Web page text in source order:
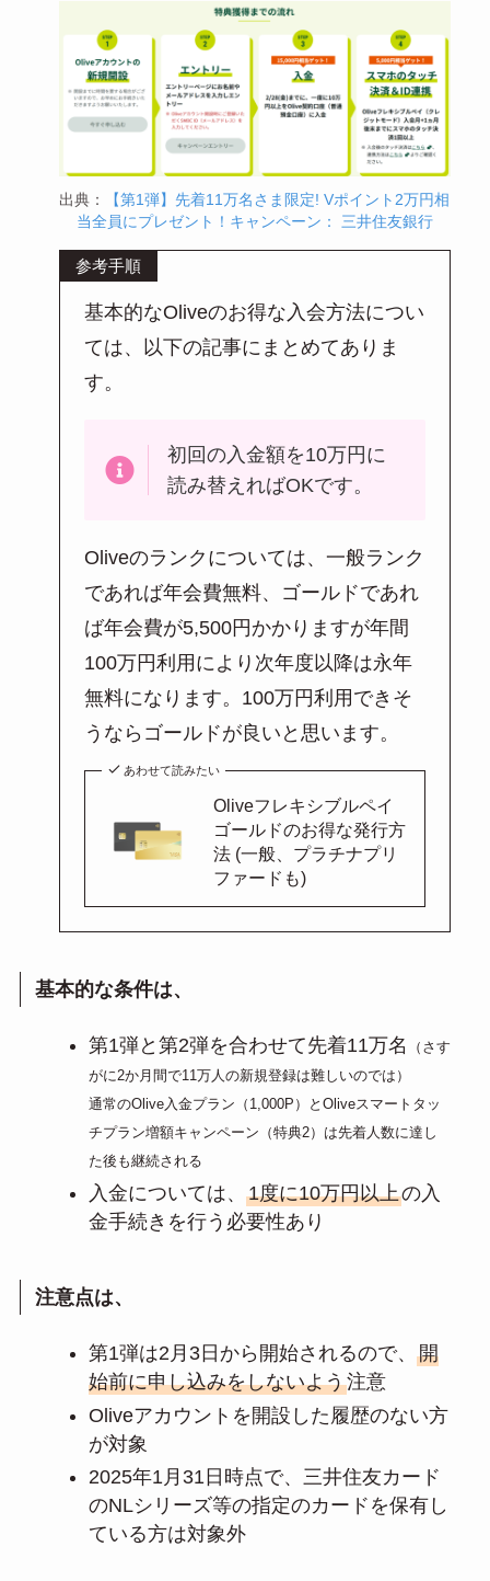
出典：
【第1弾】先着11万名さま限定! Vポイント2万円相
当全員にプレゼント！キャンペーン： 三井住友銀行
参考手順
基本的なOliveのお得な入会方法につい
ては、以下の記事にまとめてありま
す。
初回の入金額を10万円に
読み替えればOKです。
Oliveのランクについては、一般ランク
であれば年会費無料、ゴールドであれ
ば年会費が5,500円かかりますが年間
100万円利用により次年度以降は永年
無料になります。100万円利用できそ
うならゴールドが良いと思います。
あわせて読みたい
Oliveフレキシブルペイ
ゴールドのお得な発行方
法 (一般、プラチナプリ
ファードも)
基本的な条件は、
第1弾と第2弾を合わせて先着11万名
（さす
がに2か月間で11万人の新規登録は難しいのでは）
通常のOlive入金プラン（1,000P）とOliveスマートタッ
チプラン増額キャンペーン（特典2）は先着人数に達し
た後も継続される
入金については、 1度に10万円以上の入
金手続きを行う必要性あり
注意点は、
第1弾は2月3日から開始されるので、 開
始前に申し込みをしないよう注意
Oliveアカウントを開設した履歴のない方
が対象
2025年1月31日時点で、三井住友カード
のNLシリーズ等の指定のカードを保有し
ている方は対象外